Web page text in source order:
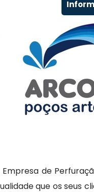
de
que os seus